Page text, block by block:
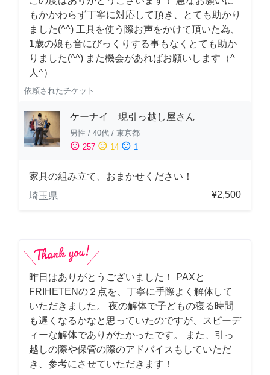
もかかわらず丁寧に対応して頂き、とても助かり
ました(^^) 工具を使う際お声をかけて頂いた為、
1歳の娘も音にびっくりする事もなくとても助か
りました(^^) また機会があればお願いします（^
人^）
依頼されたチケット
ケーナイ 現引っ越し屋さん
男性 / 40代 / 東京都
sentiment_satisfied 257 sentiment_neutral 14 sentiment_dissatisfied 1
家具の組み立て、おまかせください！
埼玉県
¥2,500
昨日はありがとうございました！ PAXと
FRIHETENの２点を、丁寧に手際よく解体して
いただきました。 夜の解体で子どもの寝る時間
も遅くなるかなと思っていたのですが、スピーデ
ィーな解体でありがたかったです。 また、引っ
越しの際や保管の際のアドバイスもしていただ
き、参考にさせていただきます！